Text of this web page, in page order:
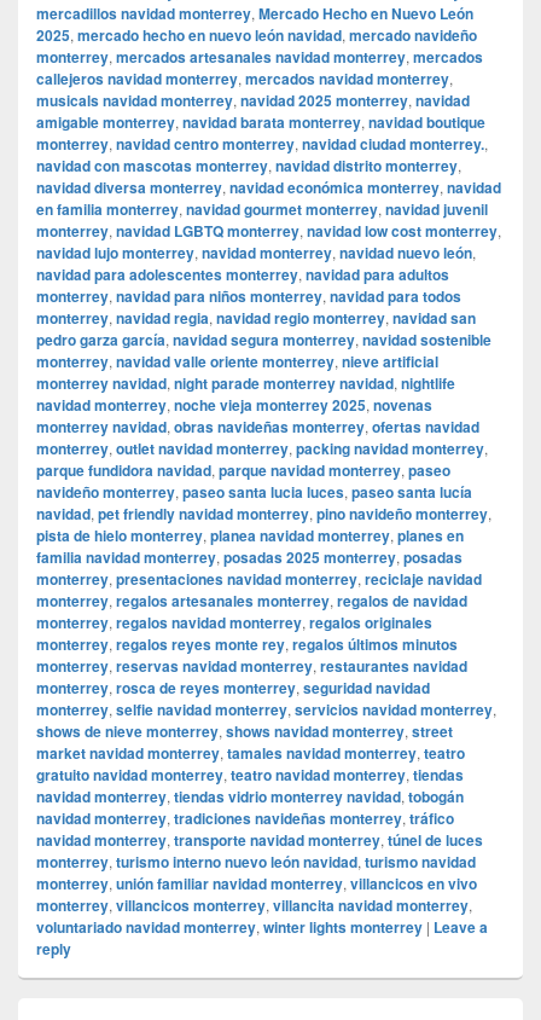
mercadillos navidad monterrey, Mercado Hecho en Nuevo León
2025, mercado hecho en nuevo león navidad, mercado navideño
monterrey, mercados artesanales navidad monterrey, mercados
callejeros navidad monterrey, mercados navidad monterrey,
musicals navidad monterrey, navidad 2025 monterrey, navidad
amigable monterrey, navidad barata monterrey, navidad boutique
monterrey, navidad centro monterrey, navidad ciudad monterrey.,
navidad con mascotas monterrey, navidad distrito monterrey,
navidad diversa monterrey, navidad económica monterrey, navidad
en familia monterrey, navidad gourmet monterrey, navidad juvenil
monterrey, navidad LGBTQ monterrey, navidad low cost monterrey,
navidad lujo monterrey, navidad monterrey, navidad nuevo león,
navidad para adolescentes monterrey, navidad para adultos
monterrey, navidad para niños monterrey, navidad para todos
monterrey, navidad regia, navidad regio monterrey, navidad san
pedro garza garcía, navidad segura monterrey, navidad sostenible
monterrey, navidad valle oriente monterrey, nieve artificial
monterrey navidad, night parade monterrey navidad, nightlife
navidad monterrey, noche vieja monterrey 2025, novenas
monterrey navidad, obras navideñas monterrey, ofertas navidad
monterrey, outlet navidad monterrey, packing navidad monterrey,
parque fundidora navidad, parque navidad monterrey, paseo
navideño monterrey, paseo santa lucia luces, paseo santa lucía
navidad, pet friendly navidad monterrey, pino navideño monterrey,
pista de hielo monterrey, planea navidad monterrey, planes en
familia navidad monterrey, posadas 2025 monterrey, posadas
monterrey, presentaciones navidad monterrey, reciclaje navidad
monterrey, regalos artesanales monterrey, regalos de navidad
monterrey, regalos navidad monterrey, regalos originales
monterrey, regalos reyes monte rey, regalos últimos minutos
monterrey, reservas navidad monterrey, restaurantes navidad
monterrey, rosca de reyes monterrey, seguridad navidad
monterrey, selfie navidad monterrey, servicios navidad monterrey,
shows de nieve monterrey, shows navidad monterrey, street
market navidad monterrey, tamales navidad monterrey, teatro
gratuito navidad monterrey, teatro navidad monterrey, tiendas
navidad monterrey, tiendas vidrio monterrey navidad, tobogán
navidad monterrey, tradiciones navideñas monterrey, tráfico
navidad monterrey, transporte navidad monterrey, túnel de luces
monterrey, turismo interno nuevo león navidad, turismo navidad
monterrey, unión familiar navidad monterrey, villancicos en vivo
monterrey, villancicos monterrey, villancita navidad monterrey,
voluntariado navidad monterrey, winter lights monterrey | Leave a
reply